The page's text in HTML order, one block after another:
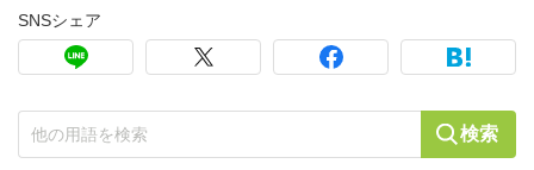
SNSシェア
検索